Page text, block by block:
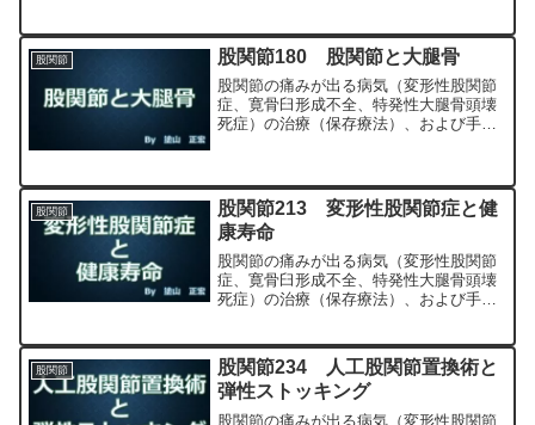
科専門医（人工関節手術を専門）の塗山
正宏が色々と説明します。
股関節 股関節180 股関節と大腿骨
股関節の痛みが出る病気（変形性股関節
症、寛骨臼形成不全、特発性大腿骨頭壊
死症）の治療（保存療法）、および手術
科専門医（人工関節手術を専門）の塗山
正宏が色々と説明します。
股関節
股関節213 変形性股関節症と健
康寿命
股関節の痛みが出る病気（変形性股関節
症、寛骨臼形成不全、特発性大腿骨頭壊
死症）の治療（保存療法）、および手術
科専門医（人工関節手術を専門）の塗山
正宏が色々と説明します。
股関節
股関節234 人工股関節置換術と
弾性ストッキング
股関節の痛みが出る病気（変形性股関節